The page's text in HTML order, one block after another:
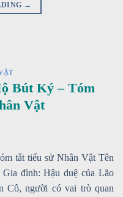
→
Bút Ký – Tóm
Vật
tắt tiểu sử Nhân Vật Tên
đình: Hậu duệ của Lão
Cô, người có vai trò quan